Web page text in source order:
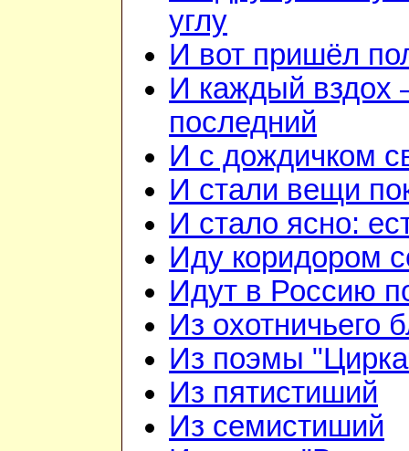
углу
И вот пришёл
И каждый вздох
последний
И с дождичком
И стали вещи
И стало ясно:
Иду коридором
Идут в Россию
Из охотничьего
Из поэмы
Из пятистиший
Из семистиший